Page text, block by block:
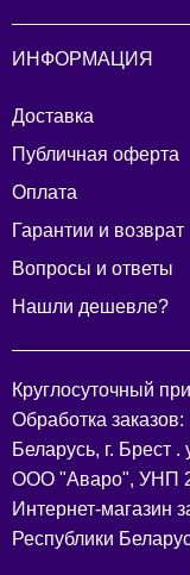
ИНФОРМАЦИЯ
Доставка
Публичная оферта
Оплата
Гарантии и возврат
Вопросы и ответы
Нашли дешевле?
Круглосуточный
Обработка
Беларусь, г. Брест
ООО "Аваро", УНП
Интернет-магазин
Республики